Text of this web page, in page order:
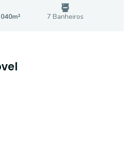
m² 7Banheiros